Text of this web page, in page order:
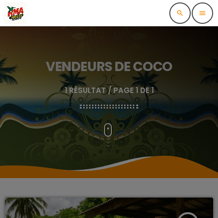
search menu
VENDEURS DE COCO
1 RÉSULTAT / PAGE 1 DE 1